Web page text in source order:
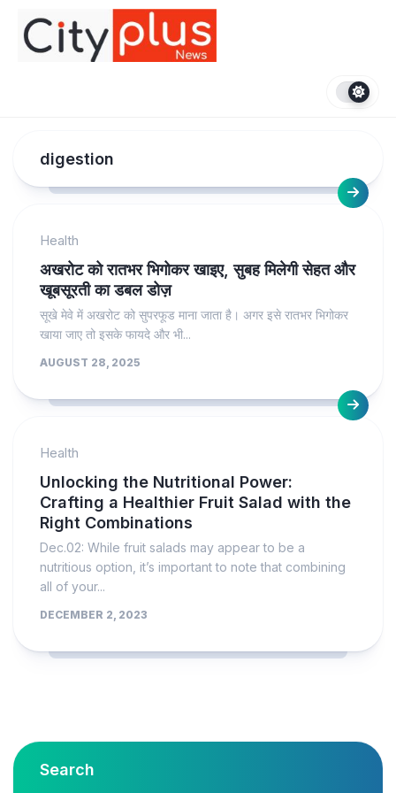
content
digestion
Health
अखरोट को रातभर भिगोकर खाइए, सुबह मिलेगी सेहत और
खूबसूरती का डबल डोज़
सूखे मेवे में अखरोट को सुपरफूड माना जाता है। अगर इसे रातभर भिगोकर
खाया जाए तो इसके फायदे और भी...
AUGUST 28, 2025
Health
Unlocking the Nutritional Power:
Crafting a Healthier Fruit Salad with the
Right Combinations
Dec.02: While fruit salads may appear to be a
nutritious option, it’s important to note that combining
all of your...
DECEMBER 2, 2023
Search